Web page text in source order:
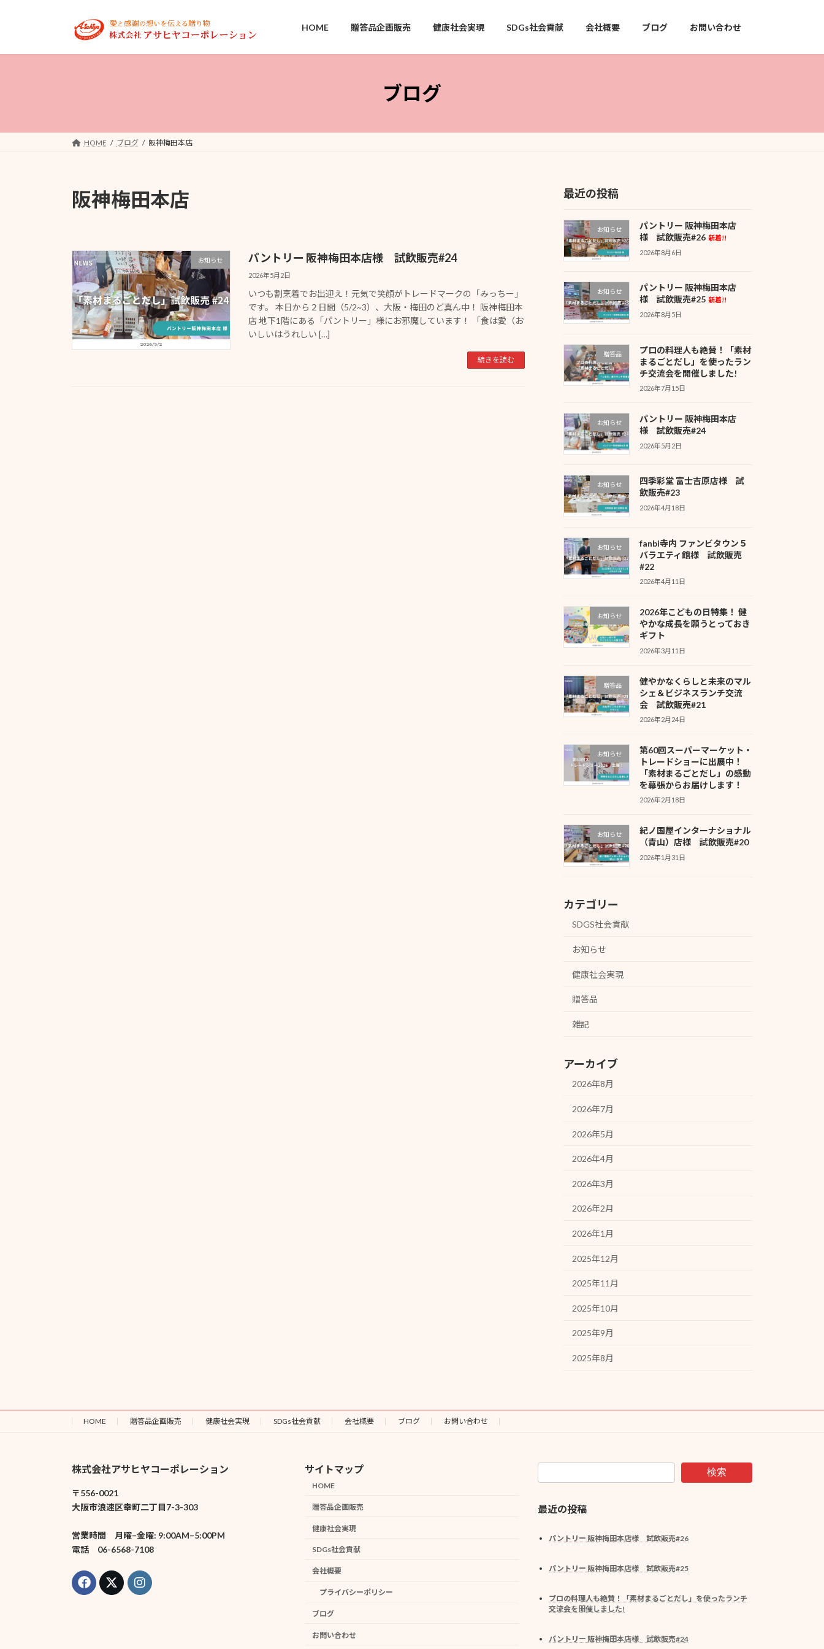
ン
ー
HOME 贈答品企画販売 健康社会実現 SDGs社会貢献 会社概要 ブログ お問い合わせ
ブログ
HOME ブログ 阪神梅田本店
阪神梅田本店
お知らせ パントリー 阪神梅田本店様 試飲販売#24
2026年5月2日
いつも割烹着でお出迎え！元気で笑顔がトレードマークの「みっちー」
です。 本日から２日間（5/2~3）、大阪・梅田のど真ん中！ 阪神梅田本
店 地下1階にある「パントリー」様にお邪魔しています！ 「食は愛（お
いしいはうれしい […]
続きを読む
最近の投稿
お知らせ
パントリー 阪神梅田本店
様 試飲販売#26 新着!!
2026年8月6日
お知らせ
パントリー 阪神梅田本店
様 試飲販売#25 新着!!
2026年8月5日
贈答品
プロの料理人も絶賛！「素材
まるごとだし」を使ったラン
チ交流会を開催しました!
2026年7月15日
お知らせ
パントリー 阪神梅田本店
様 試飲販売#24
2026年5月2日
お知らせ
四季彩堂 富士吉原店様 試
飲販売#23
2026年4月18日
お知らせ
fanbi寺内 ファンビタウン５
バラエティ館様 試飲販売
#22
2026年4月11日
お知らせ
2026年こどもの日特集！ 健
やかな成長を願うとっておき
ギフト
2026年3月11日
贈答品
健やかなくらしと未来のマル
シェ＆ビジネスランチ交流
会 試飲販売#21
2026年2月24日
お知らせ
第60回スーパーマーケット・
トレードショーに出展中！
「素材まるごとだし」の感動
を幕張からお届けします！
2026年2月18日
お知らせ
紀ノ国屋インターナショナル
（青山）店様 試飲販売#20
2026年1月31日
カテゴリー
SDGS社会貢献
お知らせ
健康社会実現
贈答品
雑記
アーカイブ
2026年8月
2026年7月
2026年5月
2026年4月
2026年3月
2026年2月
2026年1月
2025年12月
2025年11月
2025年10月
2025年9月
2025年8月
HOME 贈答品企画販売 健康社会実現 SDGs社会貢献 会社概要 ブログ お問い合わせ
株式会社アサヒヤコーポレーション
〒556-0021
大阪市浪速区幸町二丁目7-3-303
営業時間 月曜–金曜: 9:00AM–5:00PM
電話 06-6568-7108
サイトマップ
HOME
贈答品企画販売
健康社会実現
SDGs社会貢献
会社概要
プライバシーポリシー
ブログ
お問い合わせ
検索
最近の投稿
パントリー 阪神梅田本店様 試飲販売#26
パントリー 阪神梅田本店様 試飲販売#25
プロの料理人も絶賛！「素材まるごとだし」を使ったランチ
交流会を開催しました!
パントリー 阪神梅田本店様 試飲販売#24